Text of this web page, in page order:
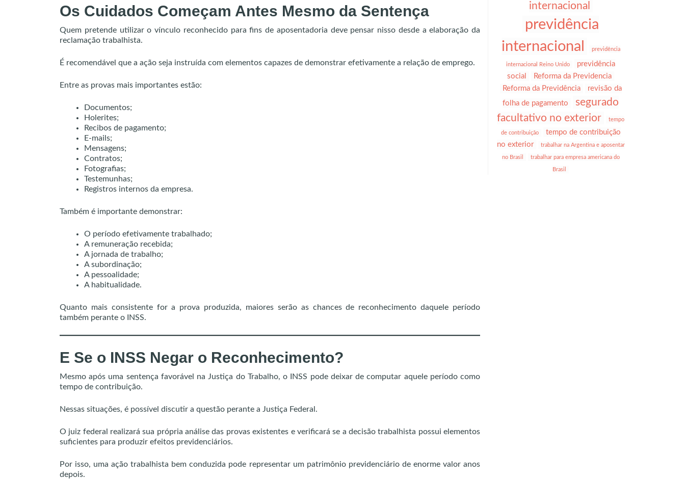
Os Cuidados Começam Antes Mesmo da Sentença
Quem pretende utilizar o vínculo reconhecido para fins de aposentadoria deve pensar nisso desde a elaboração da
reclamação trabalhista.
É recomendável que a ação seja instruída com elementos capazes de demonstrar efetivamente a relação de emprego.
Entre as provas mais importantes estão:
Documentos;
Holerites;
Recibos de pagamento;
E-mails;
Mensagens;
Contratos;
Fotografias;
Testemunhas;
Registros internos da empresa.
Também é importante demonstrar:
O período efetivamente trabalhado;
A remuneração recebida;
A jornada de trabalho;
A subordinação;
A pessoalidade;
A habitualidade.
Quanto mais consistente for a prova produzida, maiores serão as chances de reconhecimento daquele período
também perante o INSS.
E Se o INSS Negar o Reconhecimento?
Mesmo após uma sentença favorável na Justiça do Trabalho, o INSS pode deixar de computar aquele período como
tempo de contribuição.
Nessas situações, é possível discutir a questão perante a Justiça Federal.
O juiz federal realizará sua própria análise das provas existentes e verificará se a decisão trabalhista possui elementos
suficientes para produzir efeitos previdenciários.
Por isso, uma ação trabalhista bem conduzida pode representar um patrimônio previdenciário de enorme valor anos
depois.
internacional
previdência
internacional
previdência
internacional Reino Unido
previdência
social
Reforma da Previdencia
Reforma da Previdência
revisão da
folha de pagamento
segurado
facultativo no exterior
tempo
de contribuição
tempo de contribuição
no exterior
trabalhar na Argentina e aposentar
no Brasil trabalhar para empresa americana do
Brasil